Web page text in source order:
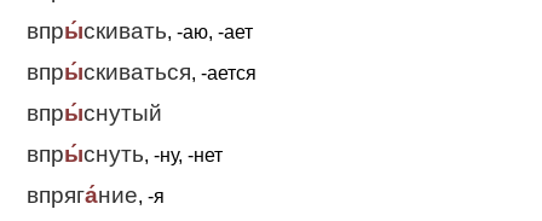
впры́скивать, -аю, -ает
впры́скиваться, -ается
впры́снутый
впры́снуть, -ну, -нет
впряга́ние, -я